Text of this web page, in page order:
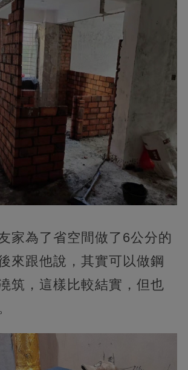
家為了省空間做了6公分的
來跟他說，其實可以做鋼
筑，這樣比較結實，但也